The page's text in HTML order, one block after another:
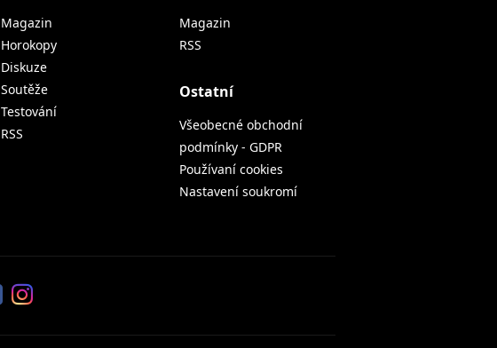
Magazin
Horokopy
Diskuze
Soutěže
Testování
RSS
Magazin
RSS
Ostatní
Všeobecné obchodní
podmínky - GDPR
Používaní cookies
Nastavení soukromí